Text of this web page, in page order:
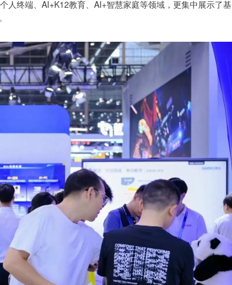
人终端、AI+K12教育、AI+智慧家庭等领域，更集中展示了基